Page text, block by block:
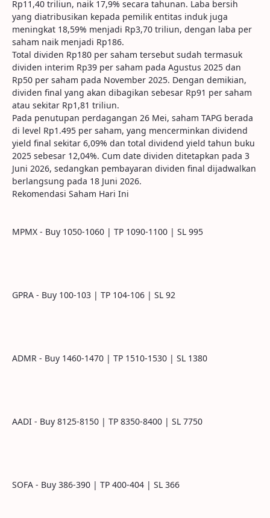
Rp11,40 triliun, naik 17,9% secara tahunan. Laba bersih
yang diatribusikan kepada pemilik entitas induk juga
meningkat 18,59% menjadi Rp3,70 triliun, dengan laba per
saham naik menjadi Rp186.
Total dividen Rp180 per saham tersebut sudah termasuk
dividen interim Rp39 per saham pada Agustus 2025 dan
Rp50 per saham pada November 2025. Dengan demikian,
dividen final yang akan dibagikan sebesar Rp91 per saham
atau sekitar Rp1,81 triliun.
Pada penutupan perdagangan 26 Mei, saham TAPG berada
di level Rp1.495 per saham, yang mencerminkan dividend
yield final sekitar 6,09% dan total dividend yield tahun buku
2025 sebesar 12,04%. Cum date dividen ditetapkan pada 3
Juni 2026, sedangkan pembayaran dividen final dijadwalkan
berlangsung pada 18 Juni 2026.
Rekomendasi Saham Hari Ini
MPMX - Buy 1050-1060 | TP 1090-1100 | SL 995
GPRA - Buy 100-103 | TP 104-106 | SL 92
ADMR - Buy 1460-1470 | TP 1510-1530 | SL 1380
AADI - Buy 8125-8150 | TP 8350-8400 | SL 7750
SOFA - Buy 386-390 | TP 400-404 | SL 366